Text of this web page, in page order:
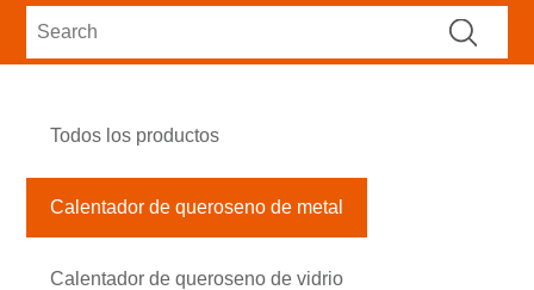
Todos los productos
Calentador de queroseno de metal
Calentador de queroseno de vidrio